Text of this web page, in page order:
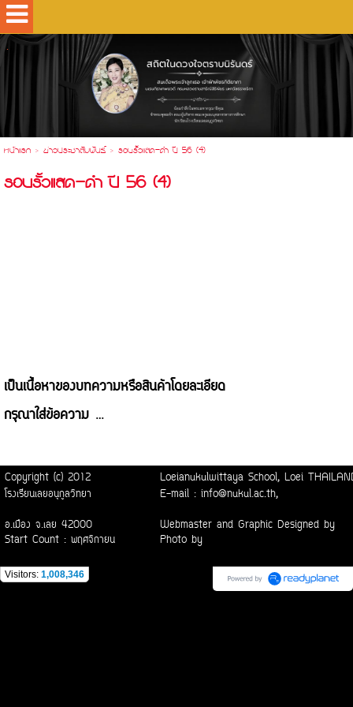
.
หน้าแรก> ข่าวประชาสัมพันธ์> รอบรั้วแสด-ดำ ปี 56 (4)
รอบรั้วแสด-ดำ ปี 56 (4)
เป็นเนื้อหาของบทความหรือสินค้าโดยละเอียด
กรุณาใส่ข้อความ …
Copyright (c) 2012
Loeianukulwittaya School, Loei
โรงเรียนเลยอนุกูลวิทยา
E-mail : info@nukul.ac.th,
อ.เมือง จ.เลย 42000
Start Count : พฤศจิกายน
Webmaster and Graphic Designed by
Photo by
Visitors: 1,008,346